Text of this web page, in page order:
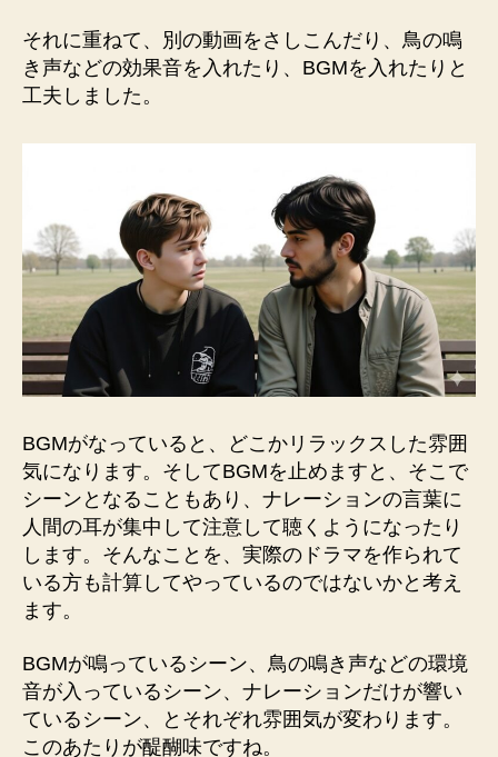
それに重ねて、別の動画をさしこんだり、鳥の鳴
き声などの効果音を入れたり、BGMを入れたりと
工夫しました。
BGMがなっていると、どこかリラックスした雰囲
気になります。そしてBGMを止めますと、そこで
シーンとなることもあり、ナレーションの言葉に
人間の耳が集中して注意して聴くようになったり
します。そんなことを、実際のドラマを作られて
いる方も計算してやっているのではないかと考え
ます。
BGMが鳴っているシーン、鳥の鳴き声などの環境
音が入っているシーン、ナレーションだけが響い
ているシーン、とそれぞれ雰囲気が変わります。
このあたりが醍醐味ですね。